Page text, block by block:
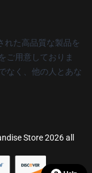
れた高品質な製品を
ご用意しておりま
なく、他の人とあな
Store 2026 all